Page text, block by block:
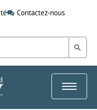
Contactez-nous
dans
Toggle